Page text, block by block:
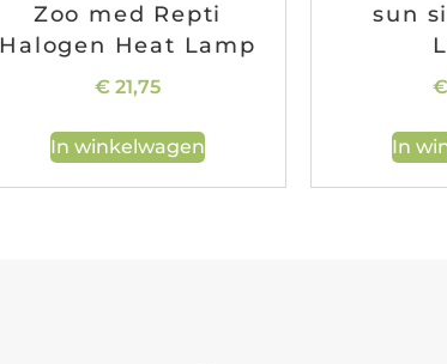
Zoo med Repti
Halogen Heat Lamp
€ 21,75
In winkelwagen
sun
€
In